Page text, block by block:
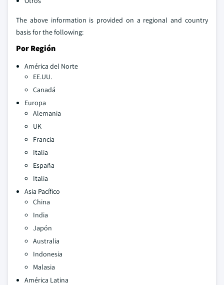
The above information is provided on a regional and country
basis for the following:
Por Región
América del Norte
EE.UU.
Canadá
Europa
Alemania
UK
Francia
Italia
España
Italia
Asia Pacífico
China
India
Japón
Australia
Indonesia
Malasia
América Latina